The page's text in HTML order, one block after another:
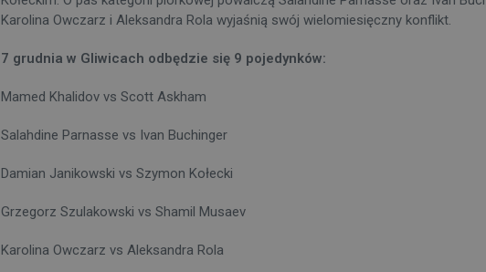
Karolina Owczarz i Aleksandra Rola wyjaśnią swój wielomiesięczny konflikt.
7 grudnia w Gliwicach odbędzie się 9 pojedynków:
Mamed Khalidov vs Scott Askham
Salahdine Parnasse vs Ivan Buchinger
Damian Janikowski vs Szymon Kołecki
Grzegorz Szulakowski vs Shamil Musaev
Karolina Owczarz vs Aleksandra Rola